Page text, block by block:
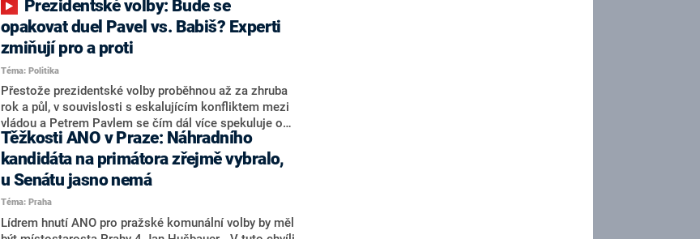
ministryně spravedlnosti ODS Eva Decroix. V
rozhovoru pro CNN Prima NEWS si nebrala servítky
ohledně politického výkonu svého nástupce Jeronýma
Tejce (za ANO) či vládní zmocněnkyně pro lidská
práva Taťány Malé (ANO). Označením „svoloč“ na
adresu vlády prý byla ještě hodná. Decroix se také
vrátila k volební porážce koalice Spolu či promluvila o
hnutí Naše Česko Martina Kuby.
opakovat duel Pavel vs. Babiš? Experti
zmiňují pro a proti
Téma: Politika
Přestože prezidentské volby proběhnou až za zhruba
rok a půl, v souvislosti s eskalujícím konfliktem mezi
vládou a Petrem Pavlem se čím dál více spekuluje o
tom, koho by do bitvy o Hrad mohla vyslat současná
koalice. Někteří političtí komentátoři znovu vytahují
jméno premiéra Andreje Babiše (ANO). Jak moc je
pravděpodobné, že se v prezidentských volbách 2028
bude znovu opakovat souboj z roku 2023?
Těžkosti ANO v Praze: Náhradního
kandidáta na primátora zřejmě vybralo,
u Senátu jasno nemá
Téma: Praha
Lídrem hnutí ANO pro pražské komunální volby by měl